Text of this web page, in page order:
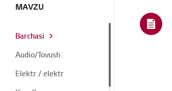
MAVZU
Barchasi
Audio/Tovush
Elektr / elektr